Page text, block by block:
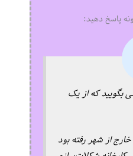
پاسخ دهید:
بگویید که از یک
از شهر رفته بود